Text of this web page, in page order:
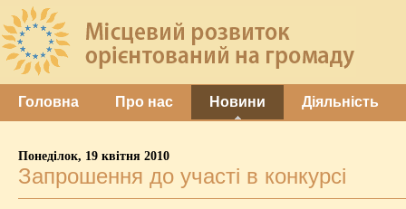
Головна Про нас Новини Діяльність
Понеділок, 19 квітня 2010
Запрошення до участі в конкурсі